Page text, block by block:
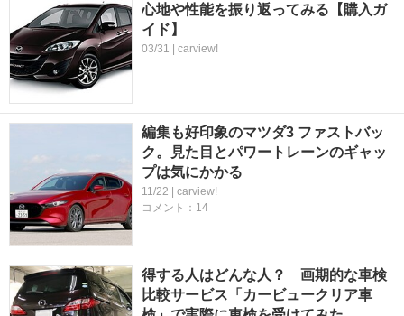
心地や性能を振り返ってみる【購入ガ
イド】
03/31 | carview!
編集も好印象のマツダ3 ファストバッ
ク。見た目とパワートレーンのギャッ
プは気にかかる
11/22 | carview!
コメント：14
得する人はどんな人？ 画期的な車検
比較サービス「カービュークリア車